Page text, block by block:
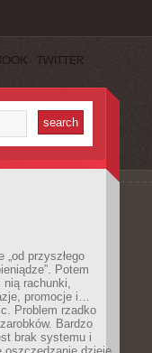
TWITTER
przyszłego
Potem
nią rachunki,
promocje i…
Problem rzadko
Bardzo
brak systemu i